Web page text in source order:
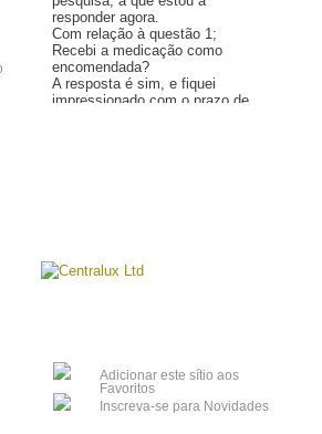
responder agora.
Com relação à questão 1;
Recebi a medicação como
encomendada?
A resposta é sim, e fiquei
impressionado com o prazo de
exactamente como proceder
para encomendas fora dos
mercadoria seja apreendida na
Alfândega e a facilidade de se
fazer uma encomenda. -
Adicionar este sítio aos
Favoritos
Inscreva-se para Novidades